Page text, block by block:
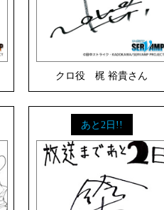
クロ役 梶 裕貴さん
あと2日!!